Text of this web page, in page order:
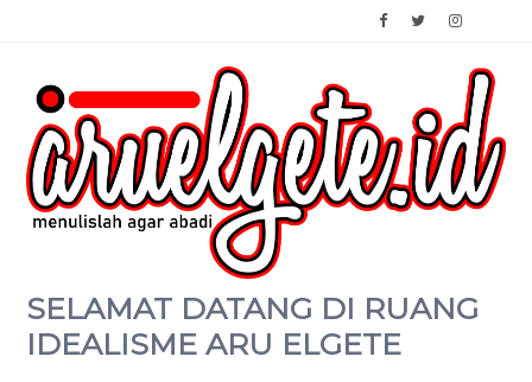
SELAMAT DATANG DI RUANG
IDEALISME ARU ELGETE